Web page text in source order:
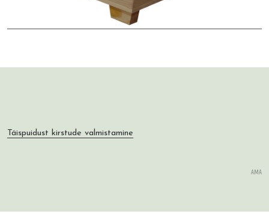
Täispuidust kirstude valmistamine
AMA